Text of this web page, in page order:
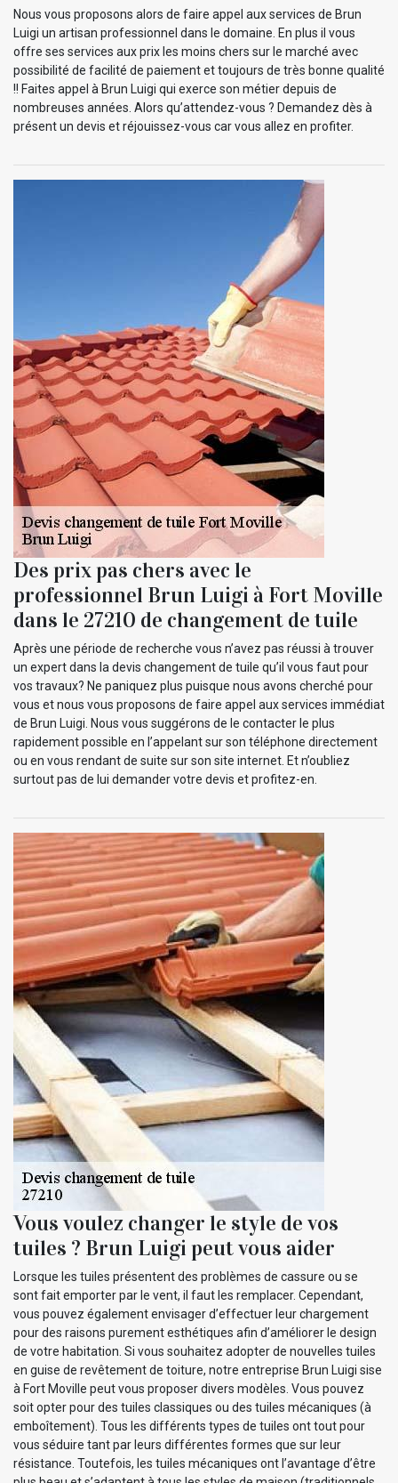
Nous vous proposons alors de faire appel aux services de Brun
Luigi un artisan professionnel dans le domaine. En plus il vous
offre ses services aux prix les moins chers sur le marché avec
possibilité de facilité de paiement et toujours de très bonne qualité
!! Faites appel à Brun Luigi qui exerce son métier depuis de
nombreuses années. Alors qu’attendez-vous ? Demandez dès à
présent un devis et réjouissez-vous car vous allez en profiter.
Des prix pas chers avec le
professionnel Brun Luigi à Fort Moville
dans le 27210 de changement de tuile
Après une période de recherche vous n’avez pas réussi à trouver
un expert dans la devis changement de tuile qu’il vous faut pour
vos travaux? Ne paniquez plus puisque nous avons cherché pour
vous et nous vous proposons de faire appel aux services immédiat
de Brun Luigi. Nous vous suggérons de le contacter le plus
rapidement possible en l’appelant sur son téléphone directement
ou en vous rendant de suite sur son site internet. Et n’oubliez
surtout pas de lui demander votre devis et profitez-en.
Vous voulez changer le style de vos
tuiles ? Brun Luigi peut vous aider
Lorsque les tuiles présentent des problèmes de cassure ou se
sont fait emporter par le vent, il faut les remplacer. Cependant,
vous pouvez également envisager d’effectuer leur chargement
pour des raisons purement esthétiques afin d’améliorer le design
de votre habitation. Si vous souhaitez adopter de nouvelles tuiles
en guise de revêtement de toiture, notre entreprise Brun Luigi sise
à Fort Moville peut vous proposer divers modèles. Vous pouvez
soit opter pour des tuiles classiques ou des tuiles mécaniques (à
emboîtement). Tous les différents types de tuiles ont tout pour
vous séduire tant par leurs différentes formes que sur leur
résistance. Toutefois, les tuiles mécaniques ont l’avantage d’être